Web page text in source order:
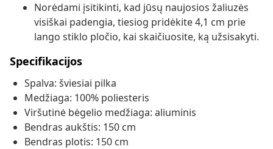
Norėdami įsitikinti, kad jūsų naujosios žaliuzės
visiškai padengia, tiesiog pridėkite 4,1 cm prie
lango stiklo pločio, kai skaičiuosite, ką užsisakyti.
Specifikacijos
Spalva: šviesiai pilka
Medžiaga: 100% poliesteris
Viršutinė bėgelio medžiaga: aliuminis
Bendras aukštis: 150 cm
Bendras plotis: 150 cm